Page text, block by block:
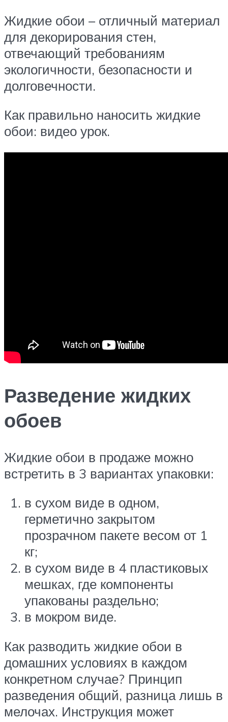
Жидкие обои – отличный материал
для декорирования стен,
отвечающий требованиям
экологичности, безопасности и
долговечности.
Как правильно наносить жидкие
обои: видео урок.
Разведение жидких
обоев
Жидкие обои в продаже можно
встретить в 3 вариантах упаковки:
в сухом виде в одном,
герметично закрытом
прозрачном пакете весом от 1
кг;
в сухом виде в 4 пластиковых
мешках, где компоненты
упакованы раздельно;
в мокром виде.
Как разводить жидкие обои в
домашних условиях в каждом
конкретном случае? Принцип
разведения общий, разница лишь в
мелочах. Инструкция может